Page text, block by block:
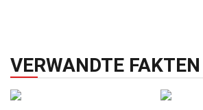
VERWANDTE FAKTEN